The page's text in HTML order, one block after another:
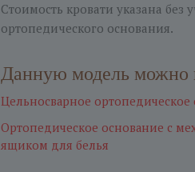
Стоимость кровати указана без
ортопедического основания.
Данную модель можно
Цельносварное ортопедическое
Ортопедическое основание с
ящиком для белья